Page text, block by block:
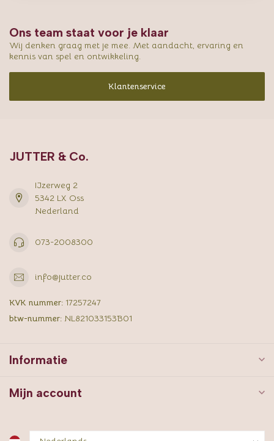
Ons team staat voor je klaar
Wij denken graag met je mee. Met aandacht, ervaring en
kennis van spel en ontwikkeling.
Klantenservice
JUTTER & Co.
IJzerweg 2
5342 LX Oss
Nederland
073-2008300
info@jutter.co
KVK nummer: 17257247
btw-nummer: NL821033153B01
Informatie
Mijn account